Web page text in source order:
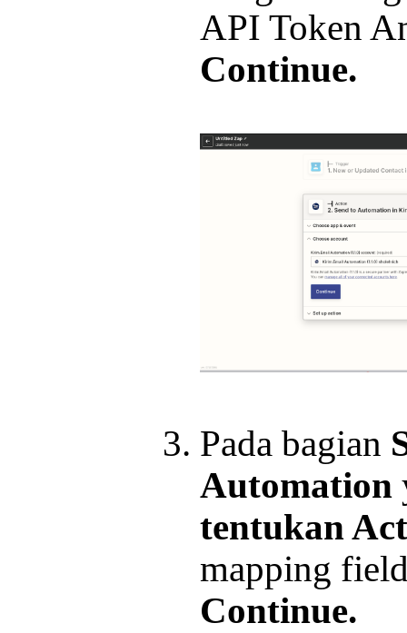
API Token
Continue.
Pada bagian
Automation
tentukan
mapping
Continue.